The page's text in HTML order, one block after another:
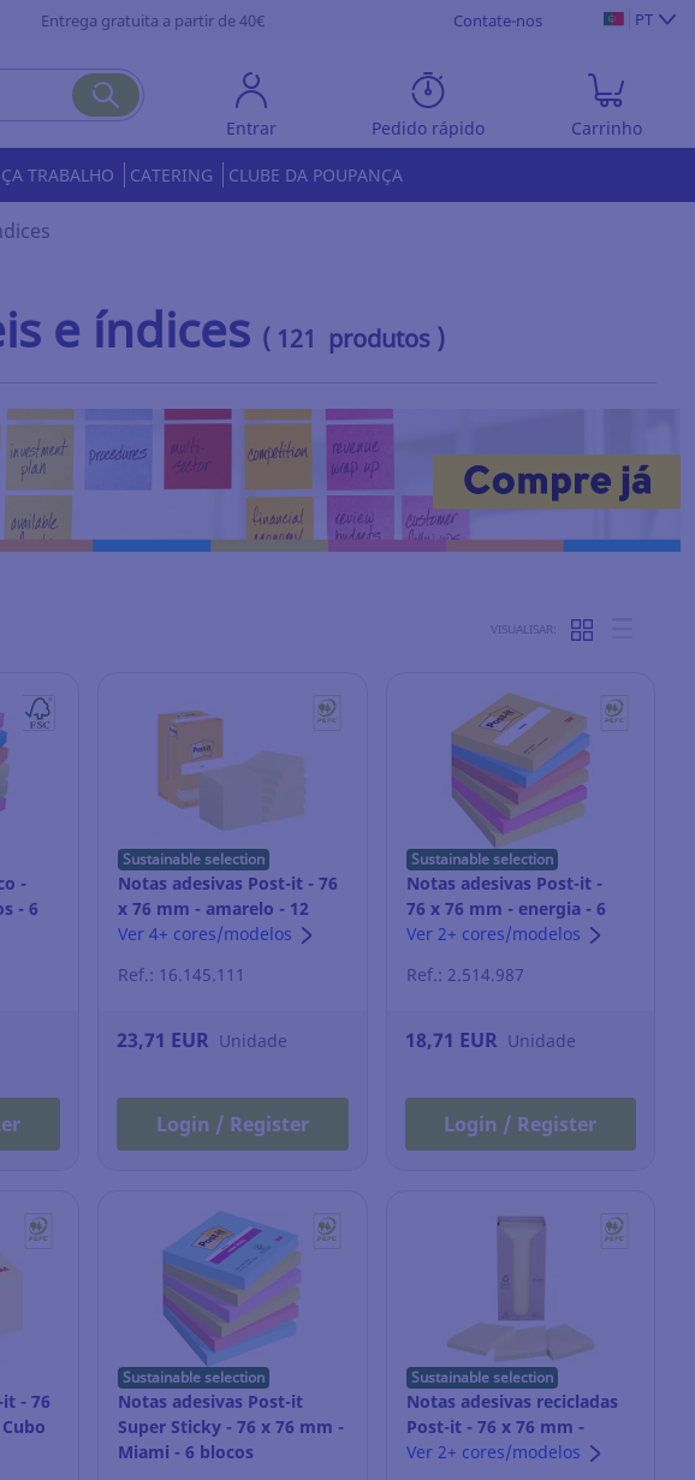
Entrega gratuita a partir de 40€ Contate-nos PT
Entrar Pedido rápido Carrinho
TRABALHO CATERING CLUBE DA POUPANÇA
e índices ( 121 produtos )
VISUALISAR:
-
- 6
Sustainable selection
Notas adesivas Post-it - 76
x 76 mm - amarelo - 12
blocos
Ver 4+ cores/modelos
Ref.: 16.145.111
23,71 EUR Unidade
Login / Register
Sustainable selection
Notas adesivas Post-it -
76 x 76 mm - energia - 6
blocos
Ver 2+ cores/modelos
Ref.: 2.514.987
18,71 EUR Unidade
Login / Register
- 76
Sustainable selection
Notas adesivas Post-it
Super Sticky - 76 x 76 mm -
Miami - 6 blocos
Sustainable selection
Notas adesivas recicladas
Post-it - 76 x 76 mm -
amarelo - 16 blocos
Ver 2+ cores/modelos